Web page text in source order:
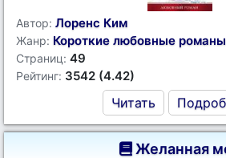
Автор: Лоренс Ким
Жанр: Короткие любовные романы
Страниц: 49
Рейтинг: 3542 (4.42)
Читать
Желанная